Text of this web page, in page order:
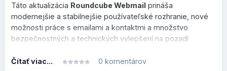
Táto aktualizácia Roundcube Webmail prináša
modernejšie a stabilnejšie používateľské rozhranie, nové
možnosti práce s emailami a kontaktmi a množstvo
bezpečnostných a technických vylepšení na pozadí
Čítať viac... 0 komentárov